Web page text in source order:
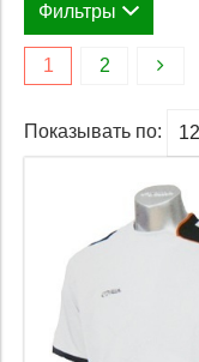
Фильтры
Размеры одежды
Закончились
Применить
3600
Применить
1 2
Показывать по: